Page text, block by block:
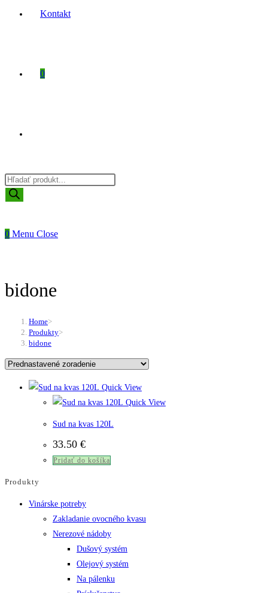
Kontakt
0
Products
search
0 Menu Close
bidone
Home>
Produkty>
bidone
Quick View
Quick View
Sud na kvas 120L
33.50 €
Pridať do košíka
Produkty
Vinárske potreby
Zakladanie ovocného kvasu
Nerezové nádoby
Dušový systém
Olejový systém
Na pálenku